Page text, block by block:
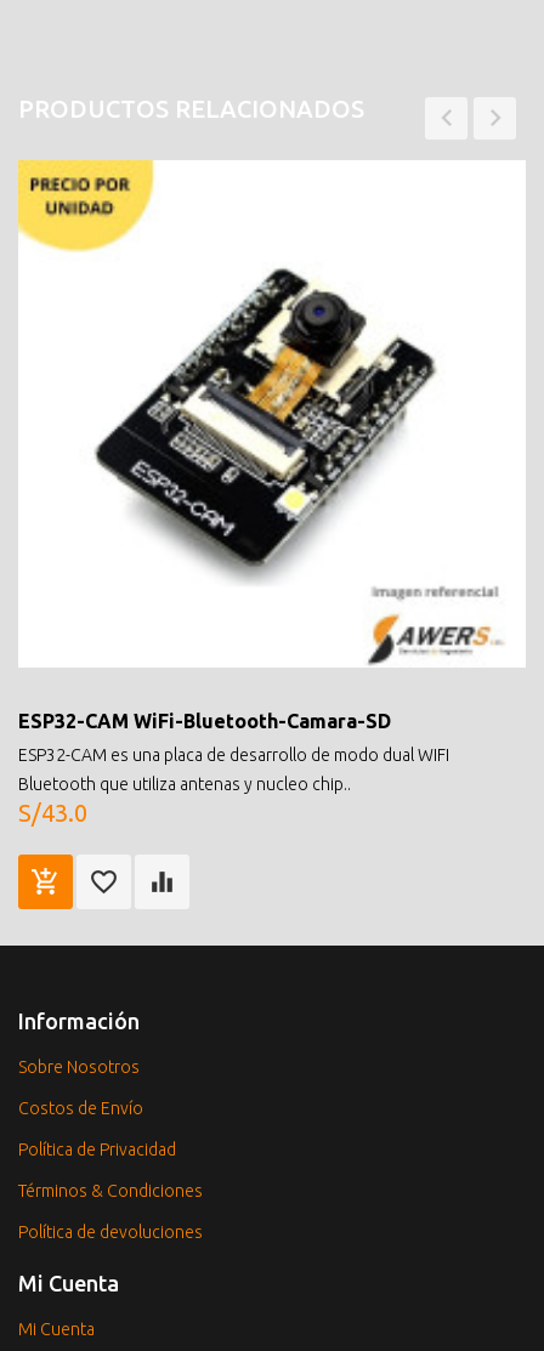
PRODUCTOS RELACIONADOS
ESP32-CAM WiFi-Bluetooth-Camara-SD
ESP32-CAM es una placa de desarrollo de modo dual WIFI
Bluetooth que utiliza antenas y nucleo chip..
S/43.0
Información
Sobre Nosotros
Costos de Envío
Política de Privacidad
Términos & Condiciones
Política de devoluciones
Mi Cuenta
Mi Cuenta